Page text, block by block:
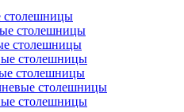
столешницы
столешницы
столешницы
столешницы
столешницы
столешницы
столешницы